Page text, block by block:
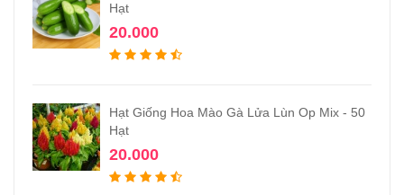
Hạt
20.000
Hạt Giống Hoa Mào Gà Lửa Lùn Op Mix - 50
Hạt
20.000